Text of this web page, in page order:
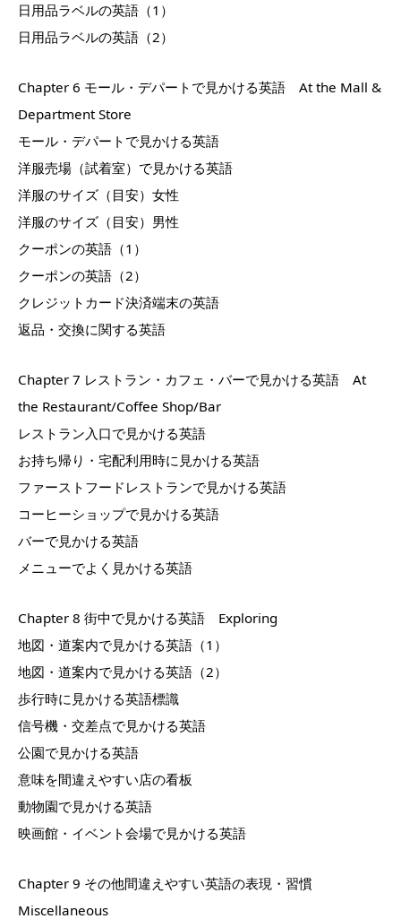
日用品ラベルの英語（1）
日用品ラベルの英語（2）
Chapter 6 モール・デパートで見かける英語 At the Mall &
Department Store
モール・デパートで見かける英語
洋服売場（試着室）で見かける英語
洋服のサイズ（目安）女性
洋服のサイズ（目安）男性
クーポンの英語（1）
クーポンの英語（2）
クレジットカード決済端末の英語
返品・交換に関する英語
Chapter 7 レストラン・カフェ・バーで見かける英語 At
the Restaurant/Coffee Shop/Bar
レストラン入口で見かける英語
お持ち帰り・宅配利用時に見かける英語
ファーストフードレストランで見かける英語
コーヒーショップで見かける英語
バーで見かける英語
メニューでよく見かける英語
Chapter 8 街中で見かける英語 Exploring
地図・道案内で見かける英語（1）
地図・道案内で見かける英語（2）
歩行時に見かける英語標識
信号機・交差点で見かける英語
公園で見かける英語
意味を間違えやすい店の看板
動物園で見かける英語
映画館・イベント会場で見かける英語
Chapter 9 その他間違えやすい英語の表現・習慣
Miscellaneous